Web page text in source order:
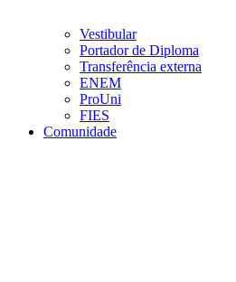
Vestibular
Portador de Diploma
Transferência externa
ENEM
ProUni
FIES
Comunidade